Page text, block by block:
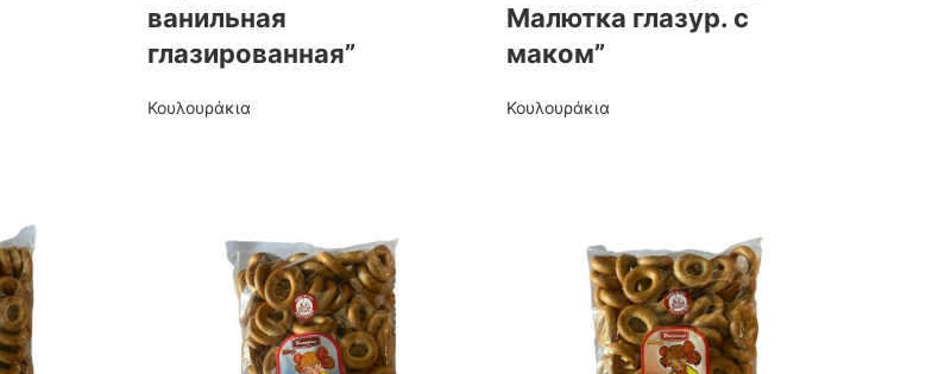
ванильная
глазированная”
Κουλουράκια
Малютка глазур. с
маком”
Κουλουράκια